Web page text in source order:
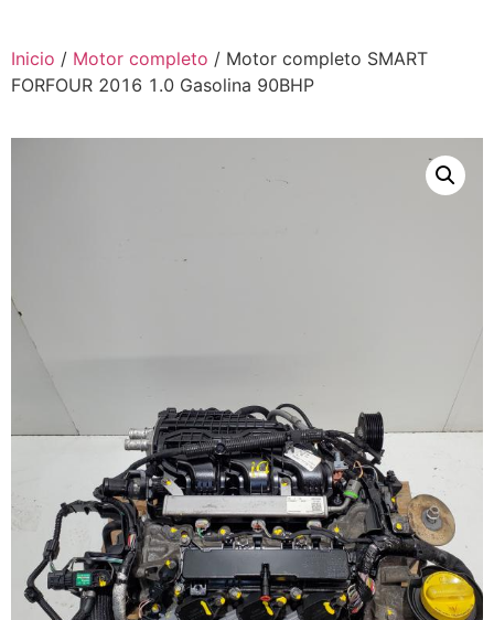
Inicio / Motor completo / Motor completo SMART
FORFOUR 2016 1.0 Gasolina 90BHP